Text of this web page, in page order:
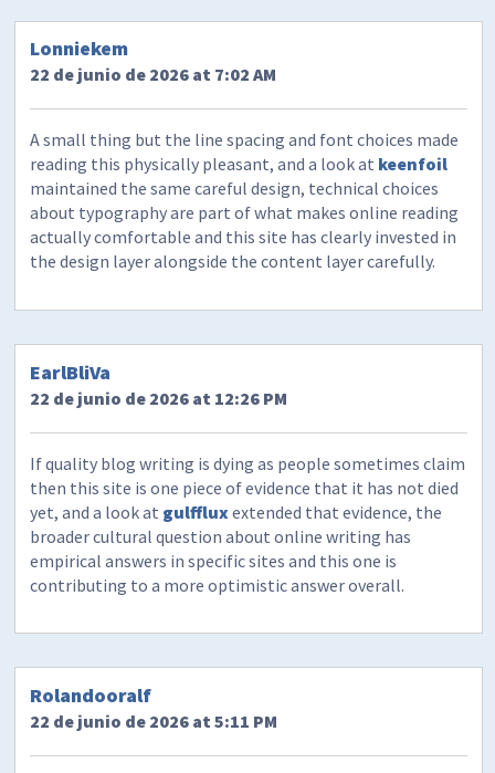
Lonniekem
22 de junio de 2026 at 7:02 AM
A small thing but the line spacing and font choices made
reading this physically pleasant, and a look at keenfoil
maintained the same careful design, technical choices
about typography are part of what makes online reading
actually comfortable and this site has clearly invested in
the design layer alongside the content layer carefully.
EarlBliVa
22 de junio de 2026 at 12:26 PM
If quality blog writing is dying as people sometimes claim
then this site is one piece of evidence that it has not died
yet, and a look at gulfflux extended that evidence, the
broader cultural question about online writing has
empirical answers in specific sites and this one is
contributing to a more optimistic answer overall.
Rolandooralf
22 de junio de 2026 at 5:11 PM